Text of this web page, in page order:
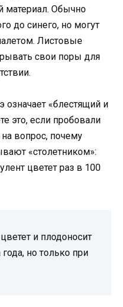
материал. Обычно
до синего, но могут
Листовые
свои поры для
означает «блестящий и
это, если пробовали
вопрос, почему
«столетником»:
цветет раз в 100
и плодоносит
но только при